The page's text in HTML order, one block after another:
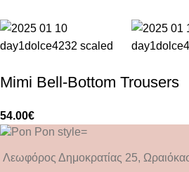
Mimi Bell-Bottom Trousers
54.00€
Λεωφόρος Δημοκρατίας 25,